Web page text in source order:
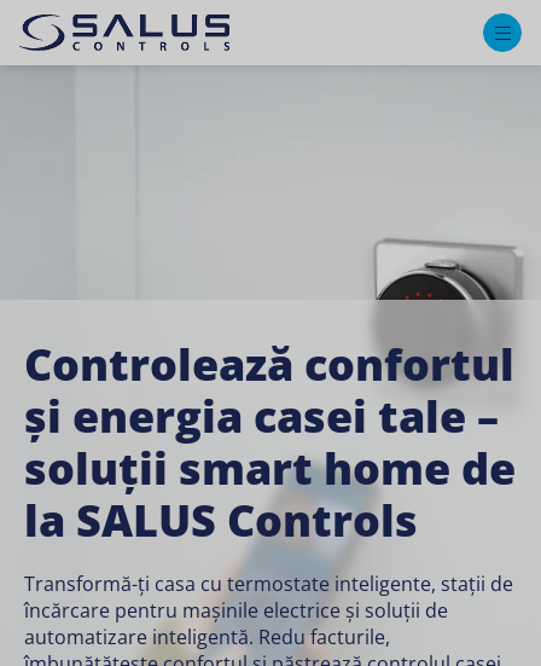
Controlează confortul
și energia casei tale –
soluții smart home de
la SALUS Controls
Transformă-ți casa cu termostate inteligente, stații de
încărcare pentru mașinile electrice și soluții de
automatizare inteligentă. Redu facturile,
Îmbunătățește-ți
casa
Bucură-te de confort, economisește energie și
păstrează controlul asupra casei tale cu sisteme
inteligente, ușor de folosit, pentru fiecare zi.
EXPLOREAZǍ VIAȚA
INTELIGENTǍ
GĂSEȘTE PRODUSE
SALUS